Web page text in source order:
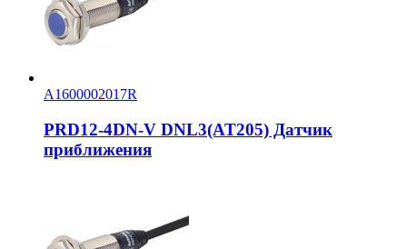
A1600002017R
PRD12-4DN-V DNL3(AT205) Датчик
приближения